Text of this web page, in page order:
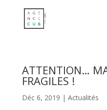
ATTENTION…
FRAGILES !
Déc 6, 2019 | Actualités